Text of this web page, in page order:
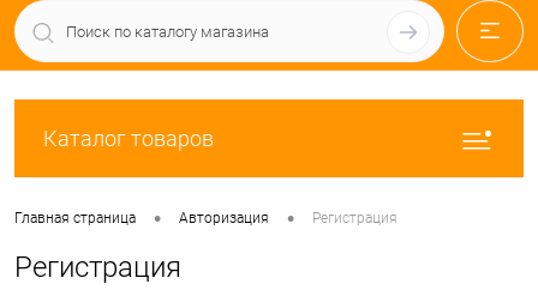
Каталог товаров
Главная страница • Авторизация • Регистрация
Регистрация